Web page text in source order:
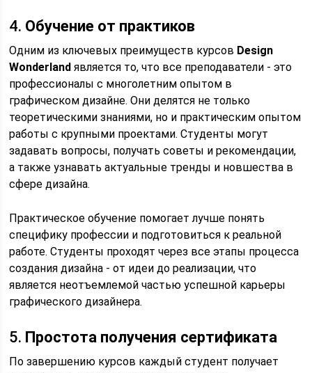
4. Обучение от практиков
Одним из ключевых преимуществ курсов Design
Wonderland является то, что все преподаватели - это
профессионалы с многолетним опытом в
графическом дизайне. Они делятся не только
теоретическими знаниями, но и практическим опытом
работы с крупными проектами. Студенты могут
задавать вопросы, получать советы и рекомендации,
а также узнавать актуальные тренды и новшества в
сфере дизайна.
Практическое обучение помогает лучше понять
специфику профессии и подготовиться к реальной
работе. Студенты проходят через все этапы процесса
создания дизайна - от идеи до реализации, что
является неотъемлемой частью успешной карьеры
графического дизайнера.
5. Простота получения сертификата
По завершению курсов каждый студент получает